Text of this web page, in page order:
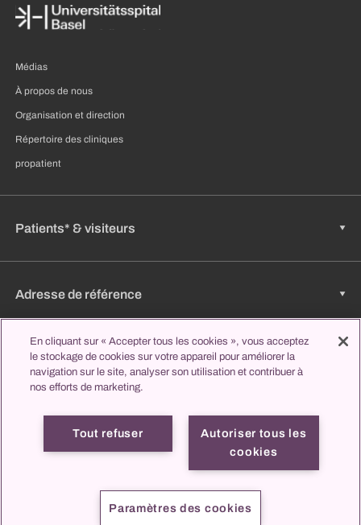
Médias
À propos de nous
Organisation et direction
Répertoire des cliniques
propatient
Patients* & visiteurs
Adresse de référence
Emplois & carrière
Apprendre et étudier
légales
données
En cliquant sur « Accepter tous les cookies », vous acceptez
le stockage de cookies sur votre appareil pour améliorer la
navigation sur le site, analyser son utilisation et contribuer à
nos efforts de marketing.
Autoriser tous les
cookies
Tout refuser
Paramètres des cookies